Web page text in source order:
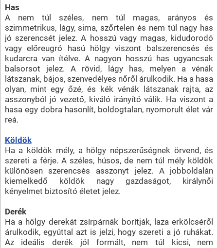
Has
A nem túl széles, nem túl magas, arányos és
szimmetrikus, lágy, sima, szőrtelen és nem túl nagy has
jó szerencsét jelez. A hosszú vagy magas, kidudorodó
vagy előreugró hasú hölgy viszont balszerencsés és
kudarcra van ítélve. A nagyon hosszú has ugyancsak
balsorsot jelez. A rövid, lágy has, melyen a vénák
látszanak, bájos, szenvedélyes nőről árulkodik. Ha a hasa
olyan, mint egy őzé, és kék vénák látszanak rajta, az
asszonyból jó vezető, kiváló irányító válik. Ha viszont a
hasa egy dobra hasonlít, boldogtalan, nyomorult élet vár
reá.
Köldök
Ha a köldök mély, a hölgy népszerűségnek örvend, és
szereti a férje. A széles, húsos, de nem túl mély köldök
különösen szerencsés asszonyt jelez. A jobboldalán
kiemelkedő köldök nagy gazdaságot, királynői
kényelmet biztosító életet jelez.
Derék
Ha a hölgy derekát zsírpárnák borítják, laza erkölcséről
árulkodik, egyúttal azt is jelzi, hogy szereti a jó ruhákat.
Az ideális derék jól formált, nem túl kicsi, nem